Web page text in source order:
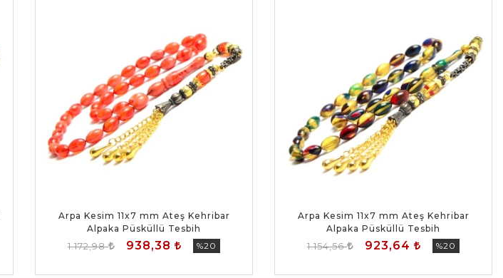
Arpa Kesim 11x7 mm Ateş Kehribar
Alpaka Püsküllü Tesbih
1.172,98 938,38 %20
Arpa Kesim 11x7 mm Ateş Kehribar
Alpaka Püsküllü Tesbih
1.154,56 923,64 %20